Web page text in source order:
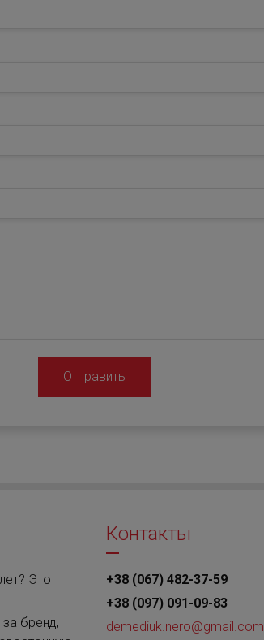
Отправить
Это
за бренд,
Контакты
+38 (067) 482-37-59
+38 (097) 091-09-83
demediuk.nero@gmail.com